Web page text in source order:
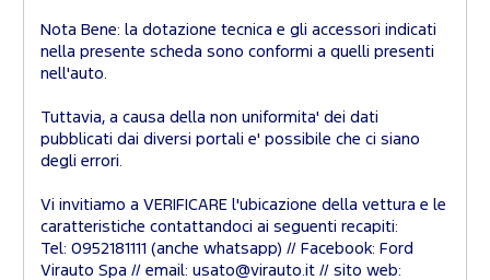
Nota Bene: la dotazione tecnica e gli accessori indicati
nella presente scheda sono conformi a quelli presenti
nell'auto.
Tuttavia, a causa della non uniformita' dei dati
pubblicati dai diversi portali e' possibile che ci siano
degli errori.
Vi invitiamo a VERIFICARE l'ubicazione della vettura e le
caratteristiche contattandoci ai seguenti recapiti:
Tel: 0952181111 (anche whatsapp) // Facebook: Ford
Virauto Spa // email: usato@virauto.it // sito web: